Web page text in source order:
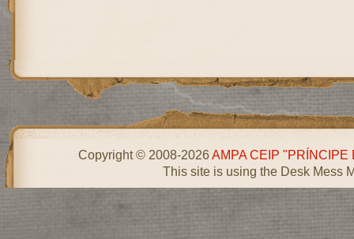
Copyright © 2008-2026AMPA CEIP "PRÍNCIPE
This site is using the Desk Mess